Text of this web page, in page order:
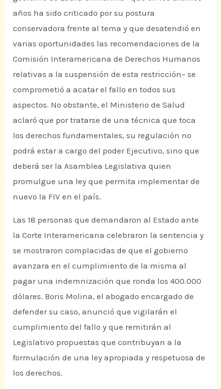
años ha sido criticado por su postura
conservadora frente al tema y que desatendió en
varias oportunidades las recomendaciones de la
Comisión Interamericana de Derechos Humanos
relativas a la suspensión de esta restricción– se
comprometió a acatar el fallo en todos sus
aspectos. No obstante, el Ministerio de Salud
aclaró que por tratarse de una técnica que toca
los derechos fundamentales, su regulación no
podrá estar a cargo del poder Ejecutivo, sino que
deberá ser la Asamblea Legislativa quien
promulgue una ley que permita implementar de
nuevo la FIV en el país.
Las 18 personas que demandaron al Estado ante
la Corte Interamericana celebraron la sentencia y
se mostraron complacidas de que el gobierno
avanzara en el cumplimiento de la misma al
pagar una indemnización que ronda los 400.000
dólares. Boris Molina, el abogado encargado de
defender su caso, anunció que vigilarán el
cumplimiento del fallo y que remitirán al
Legislativo propuestas que contribuyan a la
formulación de una ley apropiada y respetuosa de
los derechos.